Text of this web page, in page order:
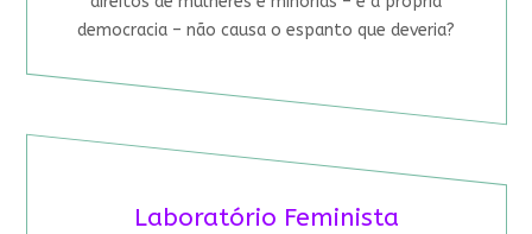
democracia – não causa o espanto que deveria?
Laboratório Feminista